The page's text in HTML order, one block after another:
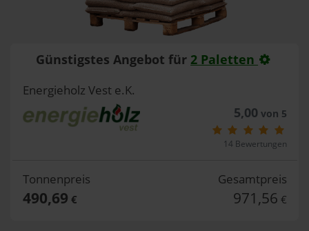
Günstigstes Angebot für 2 Paletten
Energieholz Vest e.K.
5,00 von 5
14 Bewertungen
Tonnenpreis
490,69 €
Gesamtpreis
971,56 €